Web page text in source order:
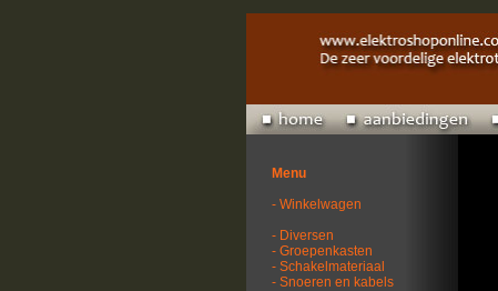
Menu
- Winkelwagen
- Diversen
- Groepenkasten
- Schakelmateriaal
- Snoeren en kabels